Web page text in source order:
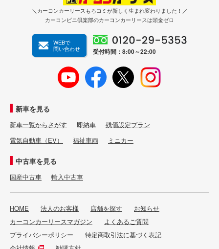
＼カーコンカーリースもろコミが新しく生まれ変わりました！／
カーコンビニ倶楽部のカーコンカーリースは頭金ゼロ
WEBで
問い合わせ
受付時間：8:00～22:00
新車を見る
新車一覧からさがす 即納車
残価設定プラン
電気自動車（EV）
福祉車両 ミニカー
中古車を見る
国産中古車 輸入中古車
HOME 法人のお客様 店舗を探す
お知らせ
カーコンカーリースマガジン
よくあるご質問
プライバシーポリシー
特定商取引法に基づく表記